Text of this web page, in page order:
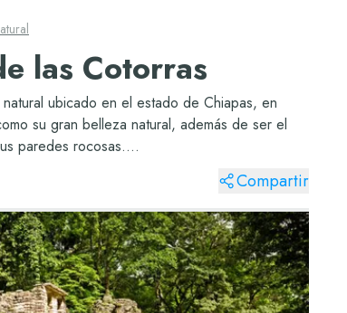
las Cotorras
ubicado en el estado de Chiapas, en
su gran belleza natural, además de ser el
paredes rocosas....
Compartir